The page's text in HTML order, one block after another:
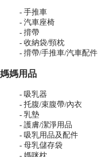
- 手推車
- 汽車座椅
- 揹帶
- 收納袋/頸枕
- 揹帶/手推車/汽車配件
媽媽用品
- 吸乳器
- 托腹/束腹帶/內衣
- 乳墊
- 護膚/潔淨用品
- 吸乳用品及配件
- 母乳儲存袋
- 媽咪枕